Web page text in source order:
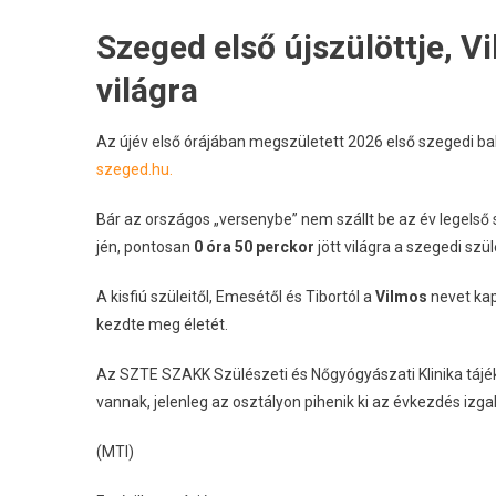
Szeged első újszülöttje,
világra
Az újév első órájában megszületett 2026 első szegedi
szeged.hu.
Bár az országos „versenybe” nem szállt be az év
jén, pontosan 0 óra 50 perckor jött világra a szegedi
A kisfiú szüleitől, Emesétől és Tibortól aVilmos nevet
kezdte meg életét.
Az SZTE SZAKK Szülészeti és Nőgyógyászati Klinika
vannak, jelenleg az osztályon pihenik ki az évkezdés
(MTI)